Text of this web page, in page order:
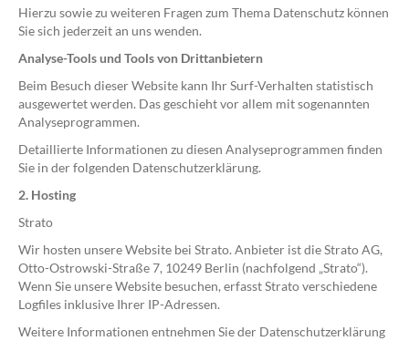
Hierzu sowie zu weiteren Fragen zum Thema Datenschutz können
Sie sich jederzeit an uns wenden.
Analyse-Tools und Tools von Drittanbietern
Beim Besuch dieser Website kann Ihr Surf-Verhalten statistisch
ausgewertet werden. Das geschieht vor allem mit sogenannten
Analyseprogrammen.
Detaillierte Informationen zu diesen Analyseprogrammen finden
Sie in der folgenden Datenschutzerklärung.
2. Hosting
Strato
Wir hosten unsere Website bei Strato. Anbieter ist die Strato AG,
Otto-Ostrowski-Straße 7, 10249 Berlin (nachfolgend „Strato“).
Wenn Sie unsere Website besuchen, erfasst Strato verschiedene
Logfiles inklusive Ihrer IP-Adressen.
Weitere Informationen entnehmen Sie der Datenschutzerklärung